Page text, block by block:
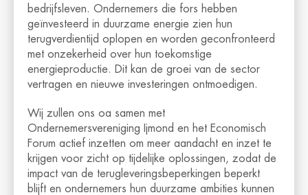
bedrijfsleven. Ondernemers die fors hebben
geïnvesteerd in duurzame energie zien hun
terugverdientijd oplopen en worden geconfronteerd
met onzekerheid over hun toekomstige
energieproductie. Dit kan de groei van de sector
vertragen en nieuwe investeringen ontmoedigen.
Wij zullen ons oa samen met
Ondernemersvereniging Ijmond en het Economisch
Forum actief inzetten om meer aandacht en inzet te
krijgen voor zicht op tijdelijke oplossingen, zodat de
impact van de terugleveringsbeperkingen beperkt
blijft en ondernemers hun duurzame ambities kunnen